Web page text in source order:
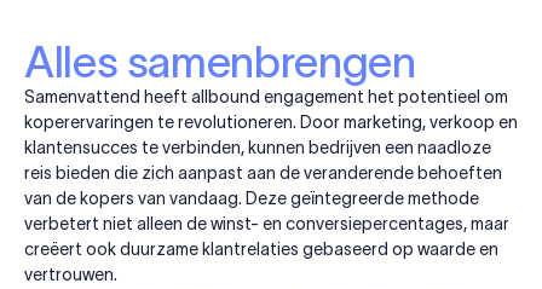
Alles samenbrengen
Samenvattend heeft allbound engagement het potentieel om
koperervaringen te revolutioneren. Door marketing, verkoop en
klantensucces te verbinden, kunnen bedrijven een naadloze
reis bieden die zich aanpast aan de veranderende behoeften
van de kopers van vandaag. Deze geïntegreerde methode
verbetert niet alleen de winst- en conversiepercentages, maar
creëert ook duurzame klantrelaties gebaseerd op waarde en
vertrouwen.